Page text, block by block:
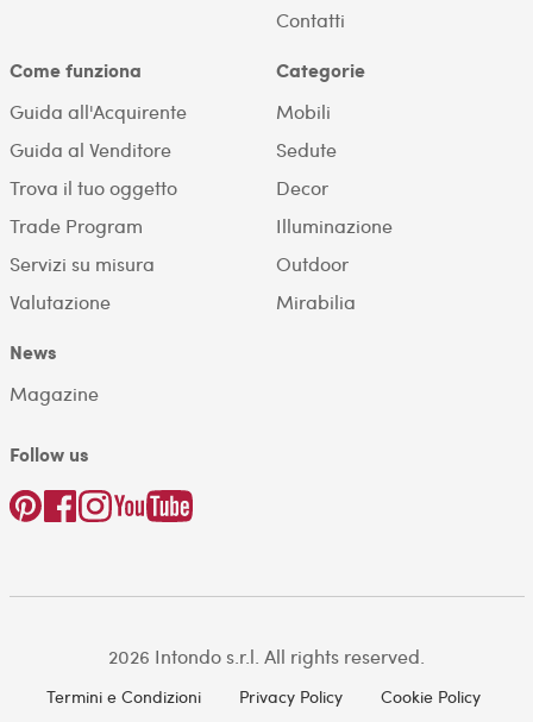
Contatti
Come funziona
Guida all'Acquirente
Guida al Venditore
Trova il tuo oggetto
Trade Program
Servizi su misura
Valutazione
Categorie
Mobili
Sedute
Decor
Illuminazione
Outdoor
Mirabilia
News
Magazine
Follow us
2026 Intondo s.r.l. All rights reserved.
Termini e Condizioni Privacy Policy Cookie Policy